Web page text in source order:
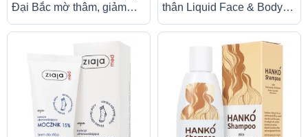
Đại Bắc mờ thâm, giảm
thân Liquid Face & Body
sạch bụi bẩn, bã nhờn trên
da (300ml)